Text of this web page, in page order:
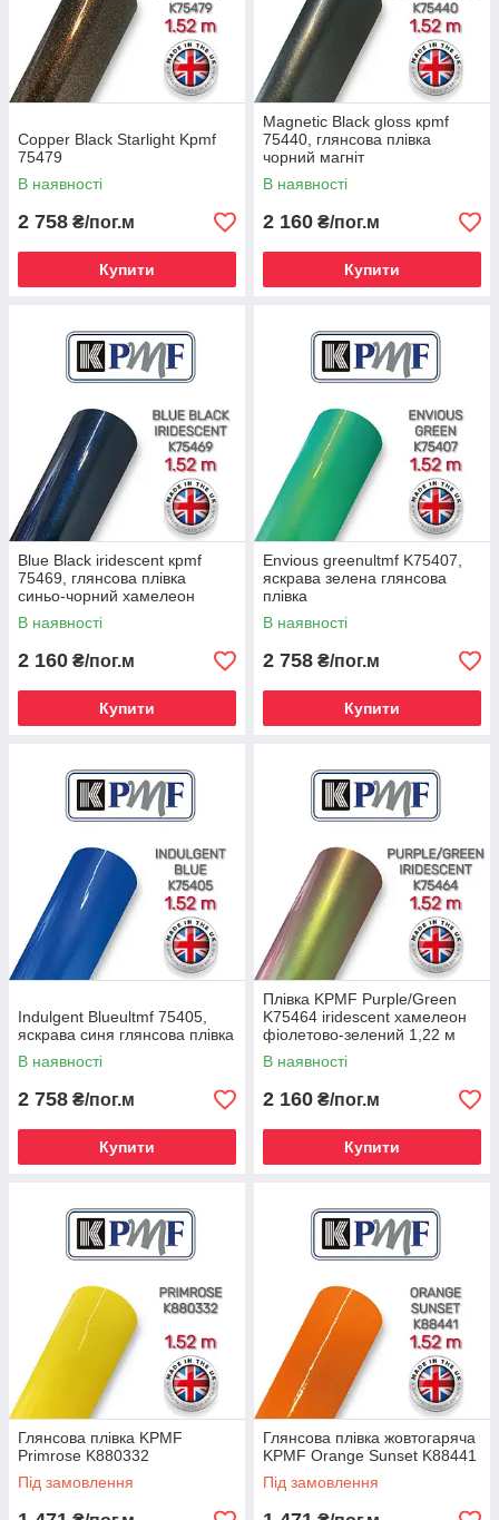
Copper Black Starlight Kpmf
75479
В наявності
2 758 ₴/пог.м
Купити
Magnetic Black gloss кpmf
75440, глянсова плівка
чорний магніт
В наявності
2 160 ₴/пог.м
Купити
Blue Black iridescent кpmf
75469, глянсова плівка
синьо-чорний хамелеон
В наявності
2 160 ₴/пог.м
Купити
Envious greenultmf K75407,
яскрава зелена глянсова
плівка
В наявності
2 758 ₴/пог.м
Купити
Indulgent Blueultmf 75405,
яскрава синя глянсова плівка
В наявності
2 758 ₴/пог.м
Купити
Плівка KPMF Purple/Green
K75464 iridescent хамелеон
фіолетово-зелений 1,22 м
В наявності
2 160 ₴/пог.м
Купити
Глянсова плівка KPMF
Primrose K880332
Під замовлення
Глянсова плівка жовтогаряча
KPMF Orange Sunset K88441
Під замовлення